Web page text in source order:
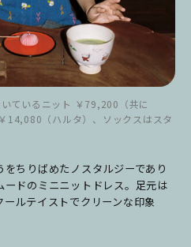
ているニット ￥79,200（共に
14,080（ハルタ）、ソックスはスタ
ちりばめたノスタルジーであり
ドのミニニットドレス。足元は
ルテイストでクリーンな印象